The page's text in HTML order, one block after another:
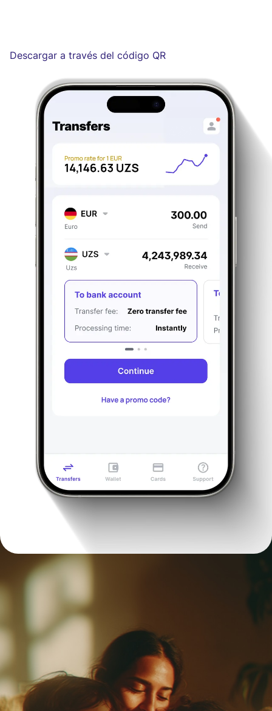
Descargar a través del código QR